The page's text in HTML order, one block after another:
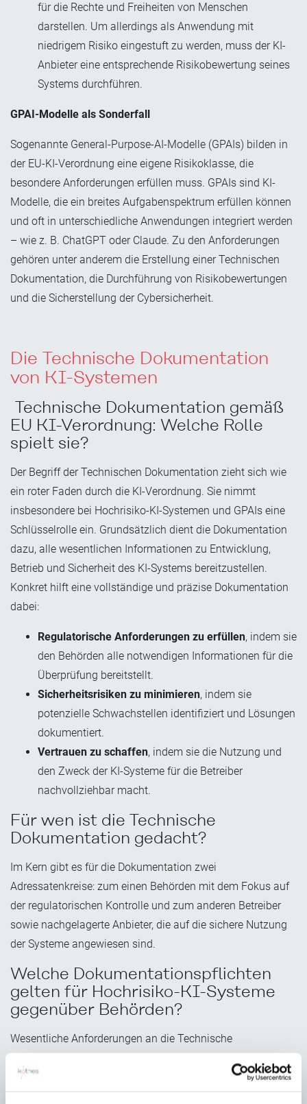
für die Rechte und Freiheiten von Menschen
darstellen. Um allerdings als Anwendung mit
niedrigem Risiko eingestuft zu werden, muss der KI-
Anbieter eine entsprechende Risikobewertung seines
Systems durchführen.
GPAI-Modelle als Sonderfall
Sogenannte General-Purpose-AI-Modelle (GPAIs) bilden in
der EU-KI-Verordnung eine eigene Risikoklasse, die
besondere Anforderungen erfüllen muss. GPAIs sind KI-
Modelle, die ein breites Aufgabenspektrum erfüllen können
und oft in unterschiedliche Anwendungen integriert werden
– wie z. B. ChatGPT oder Claude. Zu den Anforderungen
gehören unter anderem die Erstellung einer Technischen
Dokumentation, die Durchführung von Risikobewertungen
und die Sicherstellung der Cybersicherheit.
Die Technische Dokumentation
von KI-Systemen
Technische Dokumentation gemäß
EU KI-Verordnung: Welche Rolle
spielt sie?
Der Begriff der Technischen Dokumentation zieht sich wie
ein roter Faden durch die KI-Verordnung. Sie nimmt
insbesondere bei Hochrisiko-KI-Systemen und GPAIs eine
Schlüsselrolle ein. Grundsätzlich dient die Dokumentation
dazu, alle wesentlichen Informationen zu Entwicklung,
Betrieb und Sicherheit des KI-Systems bereitzustellen.
Konkret hilft eine vollständige und präzise Dokumentation
dabei:
Regulatorische Anforderungen zu erfüllen, indem sie
den Behörden alle notwendigen Informationen für die
Überprüfung bereitstellt.
Sicherheitsrisiken zu minimieren, indem sie
potenzielle Schwachstellen identifiziert und Lösungen
dokumentiert.
Vertrauen zu schaffen, indem sie die Nutzung und
den Zweck der KI-Systeme für die Betreiber
nachvollziehbar macht.
Für wen ist die Technische
Dokumentation gedacht?
Im Kern gibt es für die Dokumentation zwei
Adressatenkreise: zum einen Behörden mit dem Fokus auf
der regulatorischen Kontrolle und zum anderen Betreiber
sowie nachgelagerte Anbieter, die auf die sichere Nutzung
der Systeme angewiesen sind.
Welche Dokumentationspflichten
gelten für Hochrisiko-KI-Systeme
gegenüber Behörden?
Wesentliche Anforderungen an die Technische
Dokumentation einer Hochrisiko-KI sind in Artikel 11 der KI-
Verordnung definiert: